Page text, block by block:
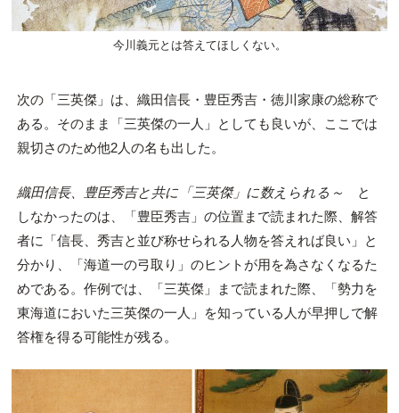
今川義元とは答えてほしくない。
次の「三英傑」は、織田信長・豊臣秀吉・徳川家康の総称で
ある。そのまま「三英傑の一人」としても良いが、ここでは
親切さのため他2人の名も出した。
織田信長、豊臣秀吉と共に「三英傑」に数えられる～
と
しなかったのは、「豊臣秀吉」の位置まで読まれた際、解答
者に「信長、秀吉と並び称せられる人物を答えれば良い」と
分かり、「海道一の弓取り」のヒントが用を為さなくなるた
めである。作例では、「三英傑」まで読まれた際、「勢力を
東海道においた三英傑の一人」を知っている人が早押しで解
答権を得る可能性が残る。